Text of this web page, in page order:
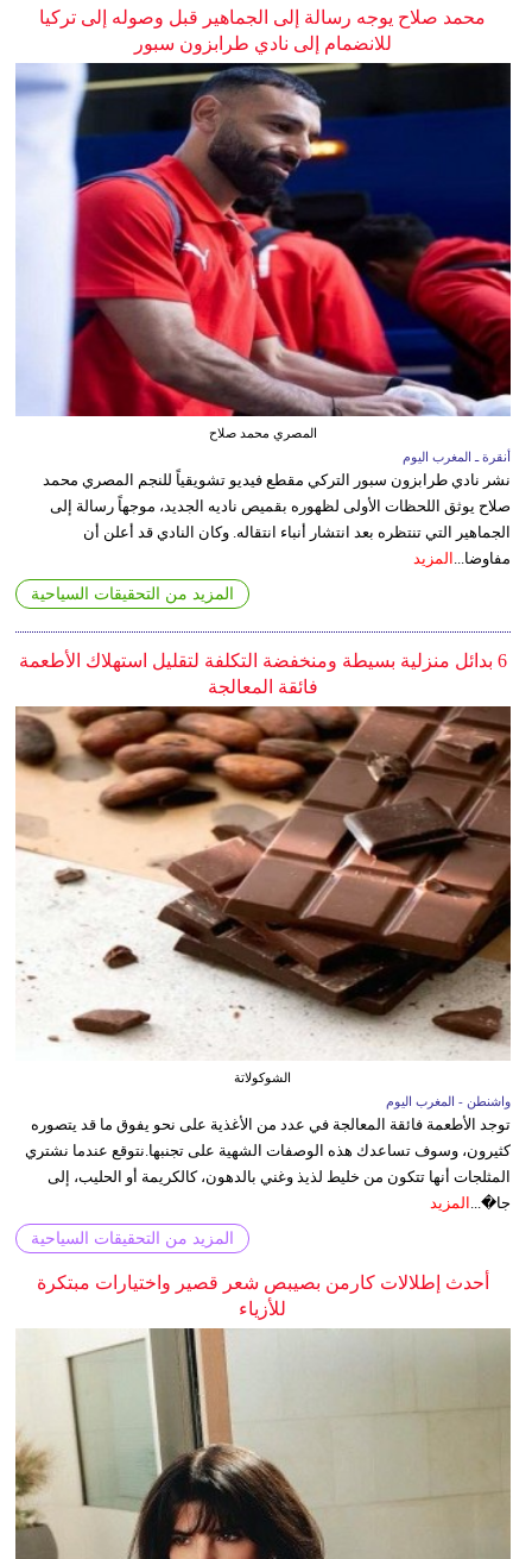
محمد صلاح يوجه رسالة إلى الجماهير قبل وصوله إلى تركيا
للانضمام إلى نادي طرابزون سبور
المصري محمد صلاح
أنقرة ـ المغرب اليوم
نشر نادي طرابزون سبور التركي مقطع فيديو تشويقياً للنجم المصري محمد
صلاح يوثق اللحظات الأولى لظهوره بقميص ناديه الجديد، موجهاً رسالة إلى
الجماهير التي تنتظره بعد انتشار أنباء انتقاله. وكان النادي قد أعلن أن
مفاوضا... المزيد
المزيد من التحقيقات السياحية
6 بدائل منزلية بسيطة ومنخفضة التكلفة لتقليل استهلاك الأطعمة
فائقة المعالجة
الشوكولاتة
واشنطن - المغرب اليوم
توجد الأطعمة فائقة المعالجة في عدد من الأغذية على نحو يفوق ما قد يتصوره
كثيرون، وسوف تساعدك هذه الوصفات الشهية على تجنبها.نتوقع عندما نشتري
المثلجات أنها تتكون من خليط لذيذ وغني بالدهون، كالكريمة أو الحليب، إلى
جا�... المزيد
المزيد من التحقيقات السياحية
أحدث إطلالات كارمن بصيبص شعر قصير واختيارات مبتكرة
للأزياء